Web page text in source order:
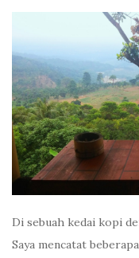
Di sebuah kedai kopi
Saya mencatat